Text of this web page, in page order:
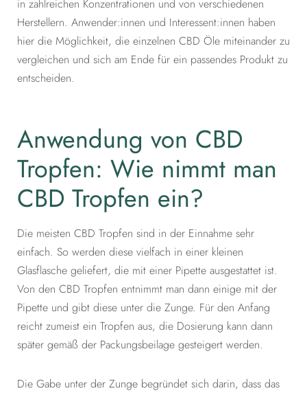
in zahlreichen Konzentrationen und von verschiedenen
Herstellern. Anwender:innen und Interessent:innen haben
hier die Möglichkeit, die einzelnen CBD Öle miteinander zu
vergleichen und sich am Ende für ein passendes Produkt zu
entscheiden.
Anwendung von CBD
Tropfen: Wie nimmt man
CBD Tropfen ein?
Die meisten CBD Tropfen sind in der Einnahme sehr
einfach. So werden diese vielfach in einer kleinen
Glasflasche geliefert, die mit einer Pipette ausgestattet ist.
Von den CBD Tropfen entnimmt man dann einige mit der
Pipette und gibt diese unter die Zunge. Für den Anfang
reicht zumeist ein Tropfen aus, die Dosierung kann dann
später gemäß der Packungsbeilage gesteigert werden.
Die Gabe unter der Zunge begründet sich darin, dass das